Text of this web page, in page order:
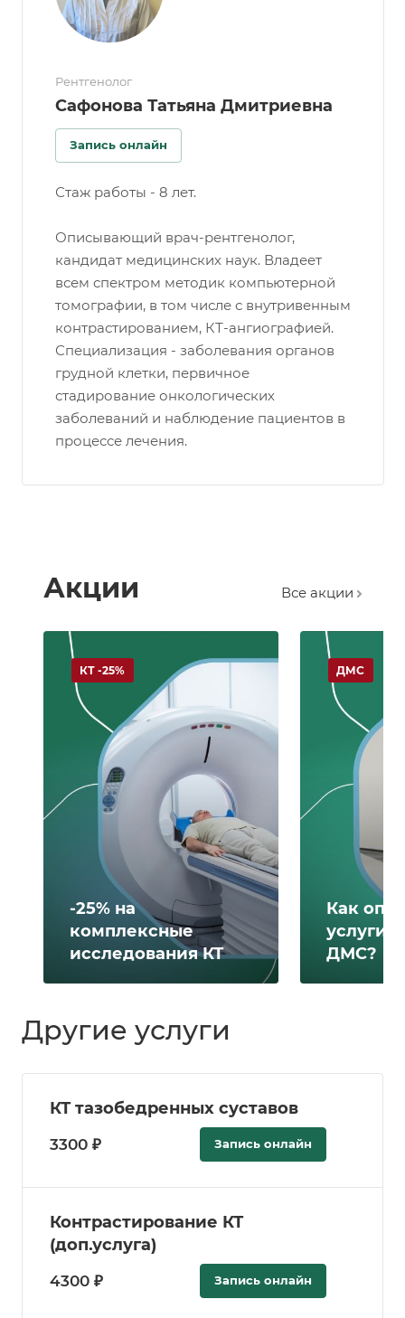
Рентгенолог
Сафонова Татьяна Дмитриевна
Запись онлайн
Стаж работы - 8 лет.
Описывающий врач-рентгенолог,
кандидат медицинских наук. Владеет
всем спектром методик компьютерной
томографии, в том числе с внутривенным
контрастированием, КТ-ангиографией.
Специализация - заболевания органов
грудной клетки, первичное
стадирование онкологических
заболеваний и наблюдение пациентов в
процессе лечения.
Акции Все акции
-25% на
комплексные
исследования КТ
КТ -25%
Как
услуги
ДМС?
ДМС
Другие услуги
КТ тазобедренных суставов
3300 ₽ Запись онлайн
Контрастирование КТ
(доп.услуга)
4300 ₽ Запись онлайн